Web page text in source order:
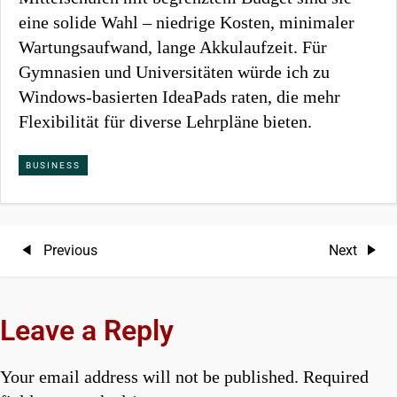
eine solide Wahl – niedrige Kosten, minimaler
Wartungsaufwand, lange Akkulaufzeit. Für
Gymnasien und Universitäten würde ich zu
Windows-basierten IdeaPads raten, die mehr
Flexibilität für diverse Lehrpläne bieten.
BUSINESS
P
s
Previous
Previous
Next
Next
Leave a Reply
Your email address will not be published. Required